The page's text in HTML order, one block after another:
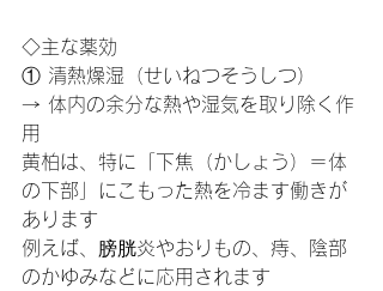
◇主な薬効
① 清熱燥湿（せいねつそうしつ）
→ 体内の余分な熱や湿気を取り除く作
用
黄柏は、特に「下焦（かしょう）＝体
の下部」にこもった熱を冷ます働きが
あります
例えば、膀胱炎やおりもの、痔、陰部
のかゆみなどに応用されます